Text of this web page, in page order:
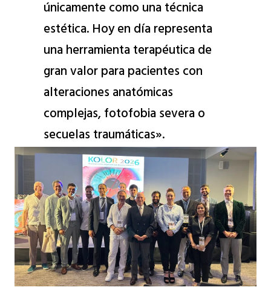
únicamente como una técnica
estética. Hoy en día representa
una herramienta terapéutica de
gran valor para pacientes con
alteraciones anatómicas
complejas, fotofobia severa o
secuelas traumáticas».